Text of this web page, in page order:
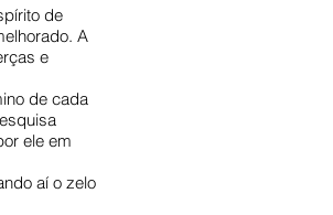
de
A
e
de cada
ele em
aí o zelo